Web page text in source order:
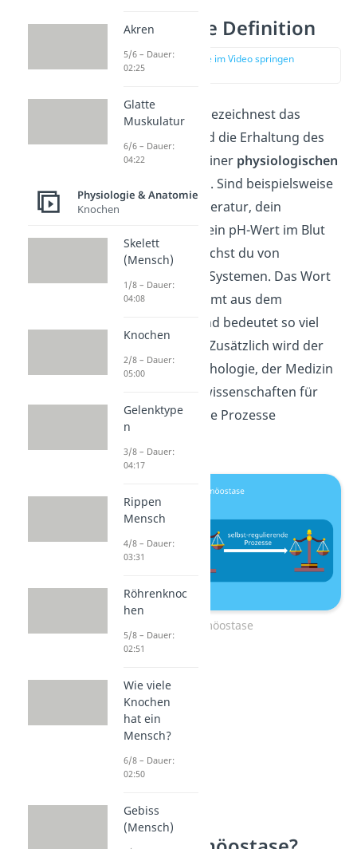
Homöostase Definition
zur Stelle im Video springen
Die Homöostase bezeichnest das
Gleichgewicht
und die Erhaltung des
Gleichgewichts deiner physiologischen
. Sind beispielsweise
deine Körpertemperatur, dein
Blutzucker oder dein pH-Wert im Blut
ausgeglichen, sprichst du von
homöostatischen Systemen. Das Wort
Homöostase stammt aus dem
Altgriechischen und bedeutet so viel
wie ‚Gleichstand‘. Zusätzlich wird der
Begriff in der Psychologie, der Medizin
und in den Sozialwissenschaften für
selbst-regulierende Prozesse
Homöostase
Akren
5/6 – Dauer:
02:25
Glatte
Muskulatur
6/6 – Dauer:
04:22
Physiologie & Anatomie
Knochen
Skelett
(Mensch)
1/8 – Dauer:
04:08
Knochen
2/8 – Dauer:
05:00
Gelenktype
n
3/8 – Dauer:
04:17
Rippen
Mensch
4/8 – Dauer:
03:31
Röhrenknoc
hen
5/8 – Dauer:
02:51
Wie viele
Knochen
hat ein
Mensch?
6/8 – Dauer:
02:50
Gebiss
(Mensch)